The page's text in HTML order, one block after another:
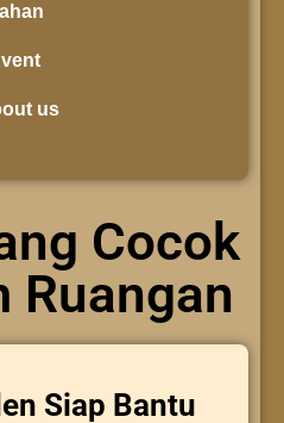
us
Cocok
Ruangan
Siap Bantu